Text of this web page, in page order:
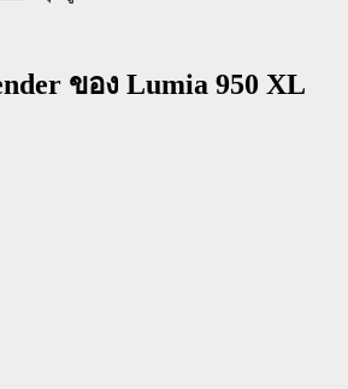
ของ Lumia 950 XL